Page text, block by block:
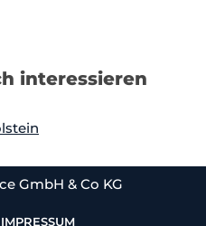
interessieren
GmbH & Co KG
IMPRESSUM